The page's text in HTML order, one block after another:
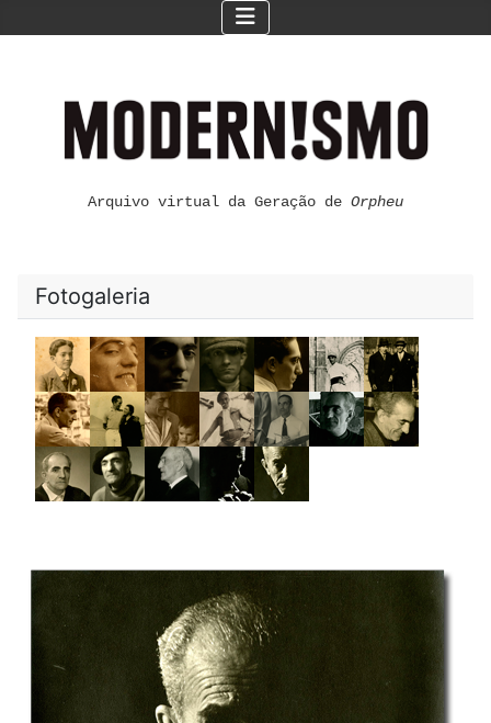
Arquivo virtual da Geração de Orpheu
Fotogaleria